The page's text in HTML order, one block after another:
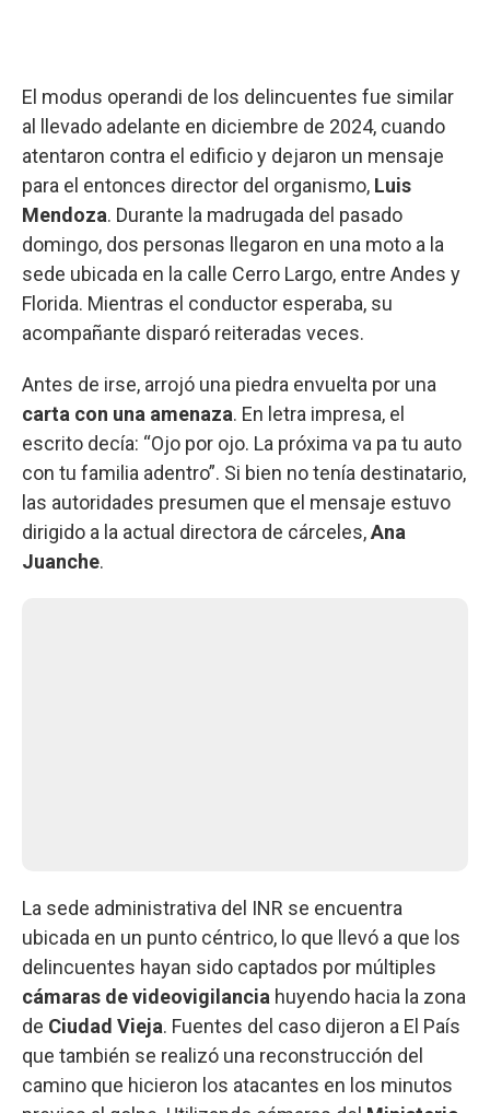
El modus operandi de los delincuentes fue similar
al llevado adelante en diciembre de 2024, cuando
atentaron contra el edificio y dejaron un mensaje
para el entonces director del organismo, Luis
Mendoza. Durante la madrugada del pasado
domingo, dos personas llegaron en una moto a la
sede ubicada en la calle Cerro Largo, entre Andes y
Florida. Mientras el conductor esperaba, su
acompañante disparó reiteradas veces.
Antes de irse, arrojó una piedra envuelta por una
carta con una amenaza. En letra impresa, el
escrito decía: “Ojo por ojo. La próxima va pa tu auto
con tu familia adentro”. Si bien no tenía destinatario,
las autoridades presumen que el mensaje estuvo
dirigido a la actual directora de cárceles,Ana
Juanche.
La sede administrativa del INR se encuentra
ubicada en un punto céntrico, lo que llevó a que los
delincuentes hayan sido captados por múltiples
cámaras de videovigilancia huyendo hacia la zona
de Ciudad Vieja. Fuentes del caso dijeron a El País
que también se realizó una reconstrucción del
camino que hicieron los atacantes en los minutos